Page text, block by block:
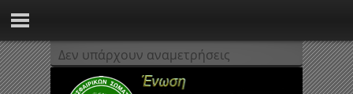
Δεν υπάρχουν αναμετρήσεις